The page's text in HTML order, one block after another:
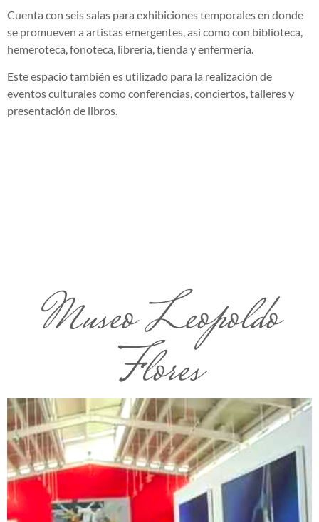
Cuenta con seis salas para exhibiciones temporales en donde
se promueven a artistas emergentes, así como con biblioteca,
hemeroteca, fonoteca, librería, tienda y enfermería.
Este espacio también es utilizado para la realización de
eventos culturales como conferencias, conciertos, talleres y
presentación de libros.
Museo Leopoldo
Flores